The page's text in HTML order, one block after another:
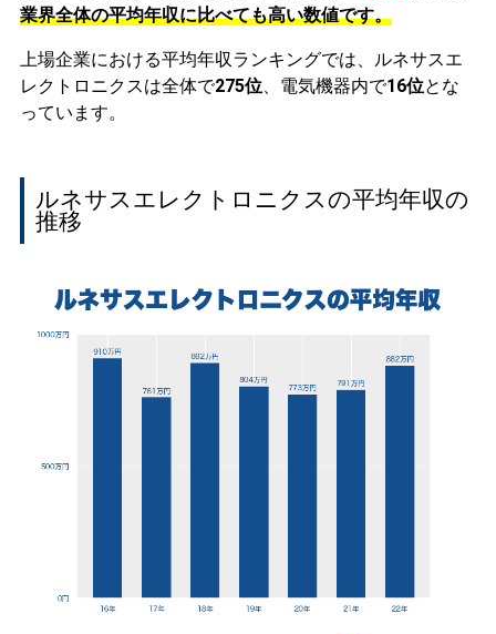
業界全体の平均年収に比べても高い数値です。
上場企業における平均年収ランキングでは、ルネサスエ
レクトロニクスは全体で275位、電気機器内で16位とな
っています。
ルネサスエレクトロニクスの平均年収の
推移